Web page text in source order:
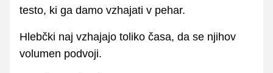
testo, ki ga damo vzhajati v pehar.
Hlebčki naj vzhajajo toliko časa, da se njihov
volumen podvoji.